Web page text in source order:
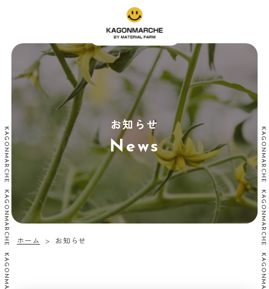
お知らせ
News
ホーム > お知らせ